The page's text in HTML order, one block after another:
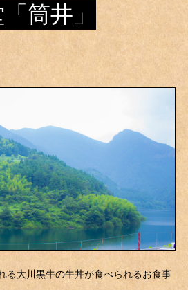
筒井」
る大川黒牛の牛丼が食べられるお食事